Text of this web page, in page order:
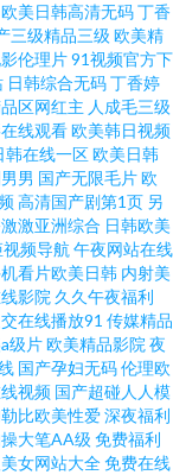
三区 成人视频免费网
人在线精品 久久精品
极品91av wwwAV黄
色 欧美在线专区 激情
日韩精品在线观看 久
线观看 九九精品国产
综合在线 91探花黑丝
美色图国产精品 久久
欧美日韩高清无码丁香
三级精品三级 欧美精
伦理片91视频官方下
日韩综合无码丁香婷
区网红主 人成毛三级
线观看欧美韩日视频
韩在线一区欧美日韩
男 国产无限毛片欧
高清国产剧第1页 另
激亚洲综合 日韩欧美
频导航 午夜网站在线
看片欧美日韩 内射美
影院 久久午夜福利
在线播放91 传媒精品
级片欧美精品影院 夜
国产孕妇无码伦理欧
视频 国产超碰人人模
比欧美性爱深夜福利
大笔AA级 免费福利
女网站大全免费在线